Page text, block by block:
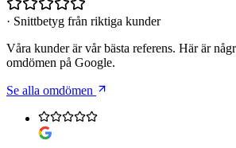
· Snittbetyg från riktiga kunder
Våra kunder är vår bästa referens. Här är
omdömen på Google.
Se alla omdömen